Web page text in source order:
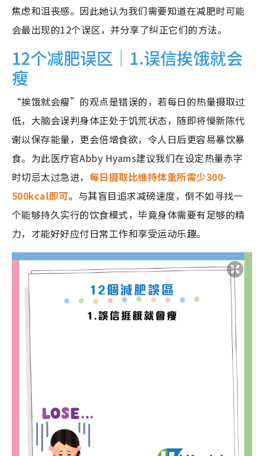
焦虑和沮丧感。因此她认为我们需要知道在减肥时可能
会最出现的12个误区，并分享了纠正它们的方法。
12个减肥误区｜1.误信挨饿就会
瘦
“挨饿就会瘦”的观点是错误的，若每日的热量摄取过
低，大脑会误判身体正处于饥荒状态，随即将慢新陈代
谢以保存能量，更会倍增食欲，令人日后更容易暴饮暴
食。为此医疗官Abby Hyams建议我们在设定热量赤字
时切忌太过急进， 每日摄取比维持体重所需少300-
500kcal即可。与其盲目追求减磅速度，倒不如寻找一
个能够持久实行的饮食模式，毕竟身体需要有足够的精
力，才能好好应付日常工作和享受运动乐趣。